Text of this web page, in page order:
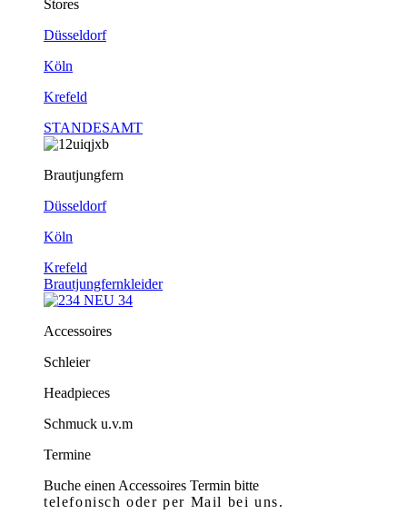
Stores
Düsseldorf
Köln
Krefeld
STANDESAMT
Brautjungfern
Düsseldorf
Köln
Krefeld
Brautjungfernkleider
Accessoires
Schleier
Headpieces
Schmuck u.v.m
Termine
Buche einen Accessoires Termin bitte
telefonischoder per Mail bei uns.